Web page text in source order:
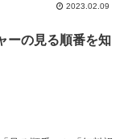
2023.02.09
ーの見る順番を知